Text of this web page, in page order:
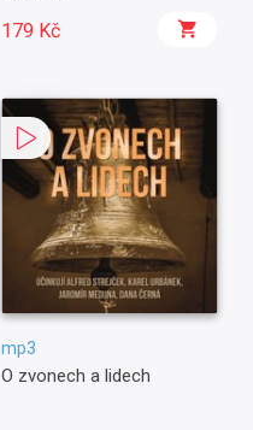
179 Kč
mp3
O zvonech a lidech